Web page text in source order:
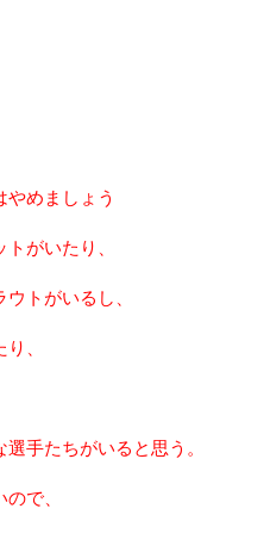
やめましょう
がいたり、
トがいるし、
、
手たちがいると思う。
で、